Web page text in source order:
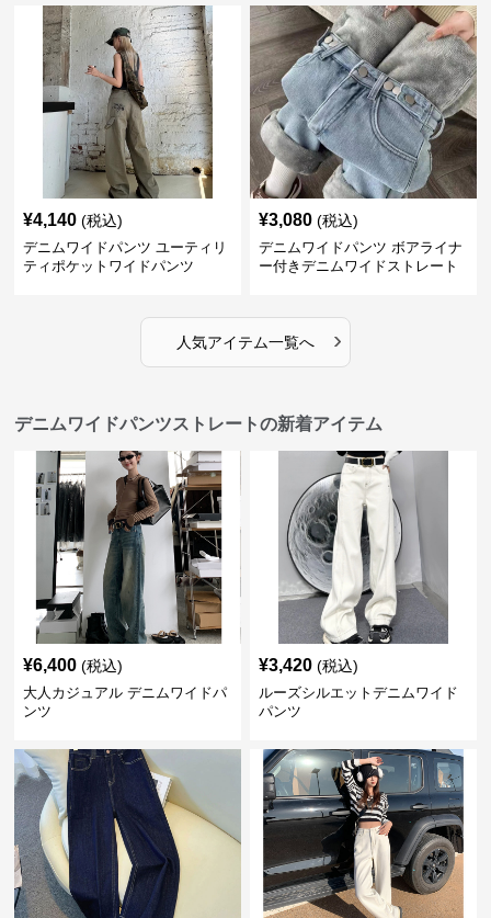
¥4,140 (税込)
デニムワイドパンツ ユーティリ
ティポケットワイドパンツ
¥3,080 (税込)
デニムワイドパンツ ボアライナ
ー付きデニムワイドストレート
人気アイテム一覧へ ›
デニムワイドパンツストレートの新着アイテム
¥6,400 (税込)
大人カジュアル デニムワイドパ
ンツ
¥3,420 (税込)
ルーズシルエットデニムワイド
パンツ